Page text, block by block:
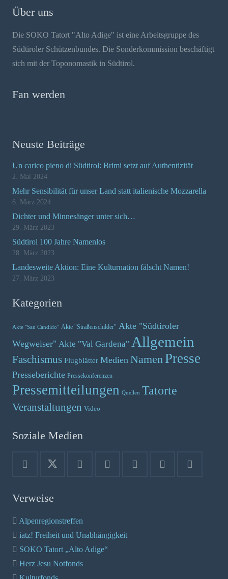
Über uns
Die SOKO Tatort "Alto Adige" ist eine Arbeitsgruppe des
Südtiroler Schützenbundes. Die Sonderkommission beschäftigt
sich mit der Toponomastik in Südtirol.
Fan werden
Neuste Beiträge
Un carico pieno di Südtirol: Brimi setzt auf Authentizität
2. Mai 2024
Mehr Sensibilität für unser Land statt italienische Mozzarella
6. März 2024
Dichter und Minnesänger unter sich…
29. März 2023
Südtirol 100 Jahre Namenlos
28. März 2023
Landesweite Aktion: Eine Kulturnation fälscht Namen!
27. März 2023
Kategorien
Akte "San Candido" Akte "Straßenschilder" Akte "Südtiroler
Wegweiser" Akte "Val Gardena" Allgemein
Faschismus Flugblätter Medien Namen Presse
Presseberichte Pressekonferenzen
Pressemitteilungen Quellen Tatorte
Veranstaltungen Video
Soziale Medien
Verweise
Alpenregionstreffen
iatz! Freiheit und Unabhängigkeit
SOKO Tatort „Alto Adige“
Herz Jesu Notfonds